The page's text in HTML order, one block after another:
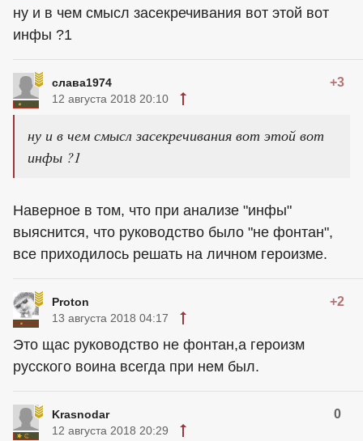
ну и в чем смысл засекречивания вот этой вот
инфы ?1
слава1974 +3
12 августа 2018 20:10
ну и в чем смысл засекречивания вот этой вот
инфы ?1
Наверное в том, что при анализе "инфы"
выяснится, что руководство было "не фонтан",
все приходилось решать на личном героизме.
Proton +2
13 августа 2018 04:17
Это щас руководство не фонтан,а героизм
русского воина всегда при нем был.
Krasnodar 0
12 августа 2018 20:29